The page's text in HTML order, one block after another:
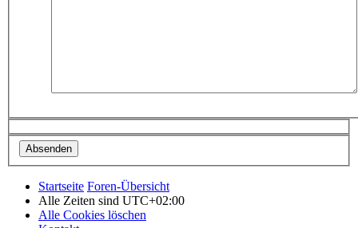
Startseite Foren-Übersicht
Alle Zeiten sind UTC+02:00
Alle Cookies löschen